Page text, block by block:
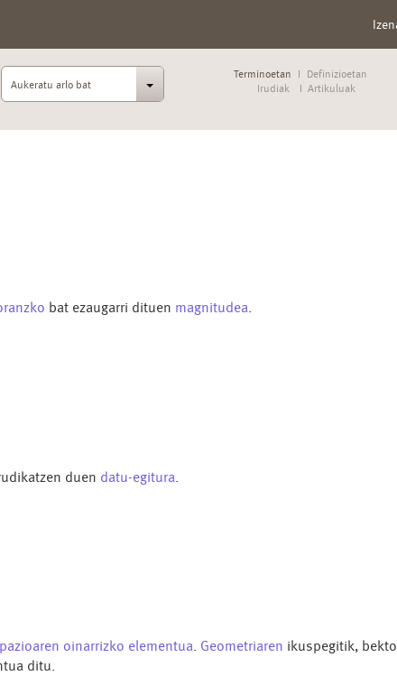
Aukeratu arlo bat
Terminoetan
Definizioetan
Irudiak
Artikuluak
bat ezaugarri dituen magnitudea.
duen datu-egitura
oinarrizko elementua. Geometriaren ikuspegitik,
ditu.